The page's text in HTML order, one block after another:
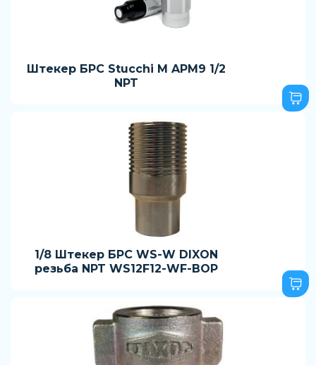
Штекер БРС Stucchi M APM9 1/2
NPT
1/8 Штекер БРС WS-W DIXON
резьба NPT WS12F12-WF-BOP